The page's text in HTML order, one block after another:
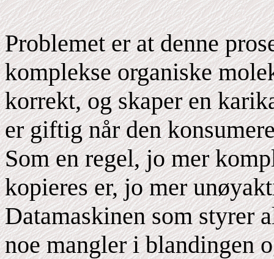
Problemet er at denne
komplekse organiske
korrekt, og skaper en
er giftig når den
Som en regel, jo mer
kopieres er, jo mer
Datamaskinen som styrer
noe mangler i blandingen